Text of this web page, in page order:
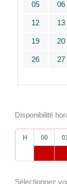
05 06
12 13
19 20
26 27
Disponibilité
H 00
Sélectionnez